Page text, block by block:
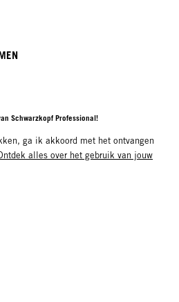
Schwarzkopf Professional!
ga ik akkoord met het ontvangen
alles over het gebruik van jouw